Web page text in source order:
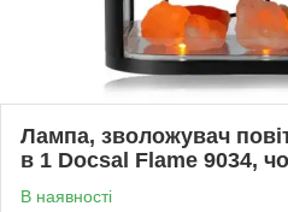
Лампа, зволожувач
в 1 Docsal Flame 9034,
В наявності